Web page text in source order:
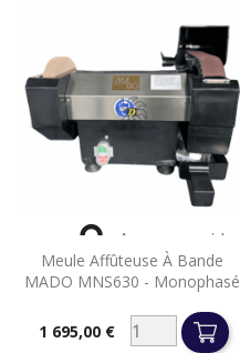
Meule Affûteuse À Bande
MADO MNS630 - Monophasé
Prix1 695,00 €
 Aperçu rapide